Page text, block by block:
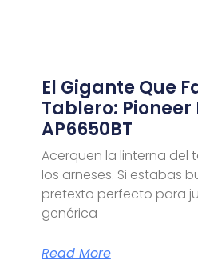
El Gigante Que
Tablero: Pioneer
AP6650BT
Acerquen la linterna del
los arneses. Si estabas
pretexto perfecto para
genérica
Read More